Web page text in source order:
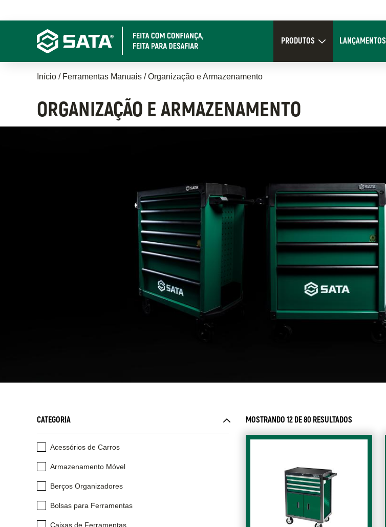
para
PRODUTOSExpand ProdutosLANÇAMENTOS
Trilha
de
navegação
Início Ferramentas Manuais Organização e Armazenamento
ORGANIZAÇÃO E ARMAZENAMENTO
CATEGORIA
Acessórios de Carros
Armazenamento Móvel
Berços Organizadores
Bolsas para Ferramentas
Caixas de Ferramentas
MOSTRANDO 12 DE 80 RESULTADOS